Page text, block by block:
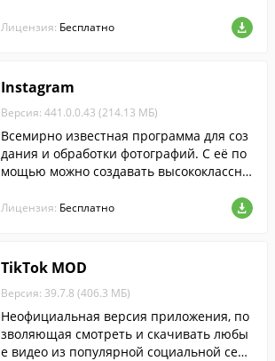
Лицензия: Бесплатно
Instagram
Версия: 441.0.0.43 (214.13 МБ)
Всемирно известная программа для соз
дания и обработки фотографий. С её по
мощью можно создавать высококлассны
е количество бесплатных фильтров и эф
Лицензия: Бесплатно
TikTok MOD
Версия: 39.7.8 (406.3 МБ)
Неофициальная версия приложения, по
зволяющая смотреть и скачивать любы
е видео из популярной социальной сет